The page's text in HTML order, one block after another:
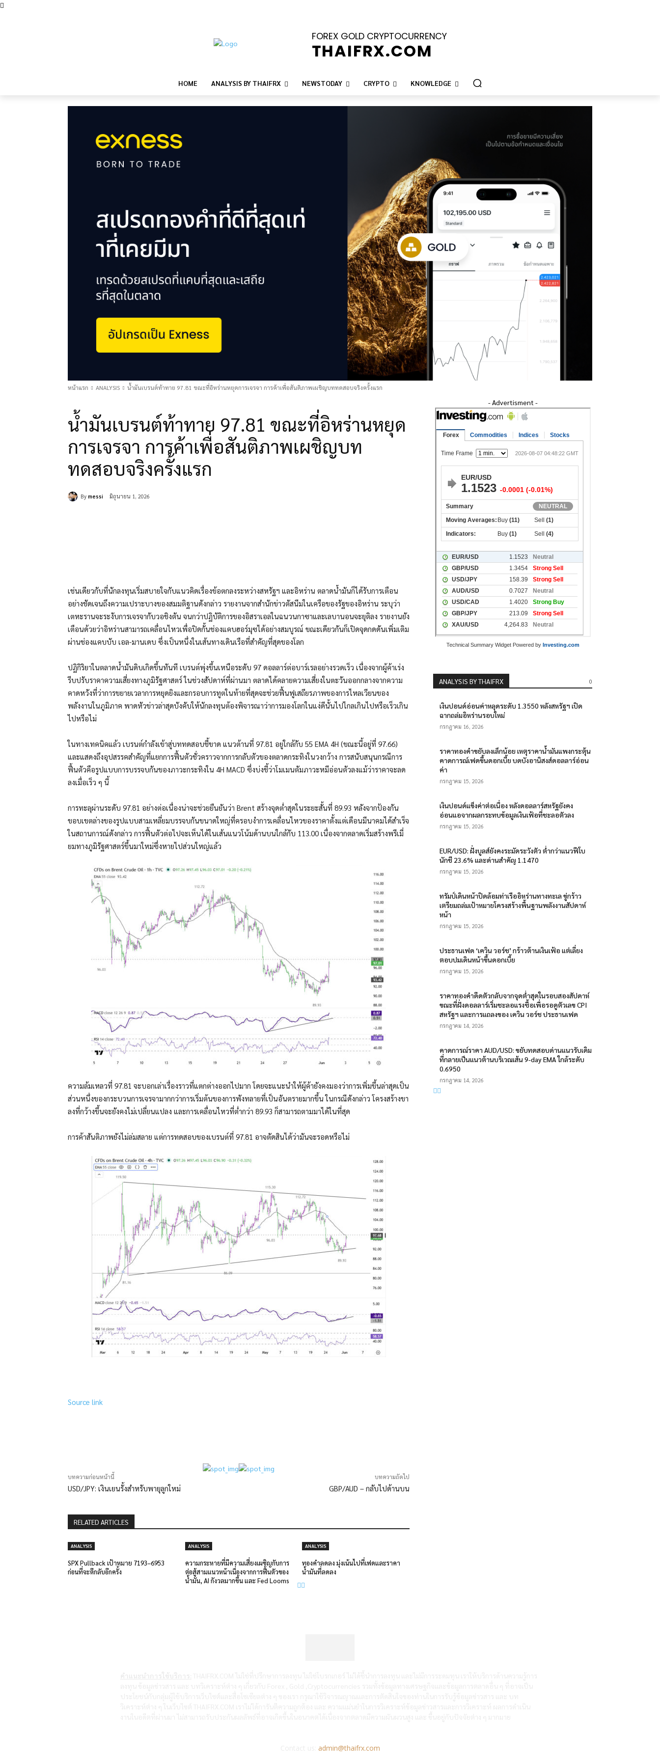
FOREX GOLD CRYPTOCURRENCY
THAIFRX.COM
HOME ANALYSIS BY THAIFRX NEWSTODAY CRYPTO KNOWLEDGE
หน้าแรก ANALYSIS น้ำมันเบรนต์ท้าทาย 97.81 ขณะที่อิหร่านหยุดการเจรจา การค้าเพื่อสันติภาพเผชิญบททดสอบจริงครั้งแรก
น้ำมันเบรนต์ท้าทาย 97.81 ขณะที่อิหร่านหยุด
การเจรจา การค้าเพื่อสันติภาพเผชิญบท
ทดสอบจริงครั้งแรก
By messi มิถุนายน 1, 2026
เช่นเดียวกับที่นักลงทุนเริ่มสบายใจกับแนวคิดเรื่องข้อตกลงระหว่างสหรัฐฯ และอิหร่าน ตลาดน้ำมันก็ได้รับการเตือน
อย่างชัดเจนถึงความเปราะบางของสมมติฐานดังกล่าว รายงานจากสำนักข่าวตัสนีมในเครือของรัฐของอิหร่าน ระบุว่า
เตหะรานจะระงับการเจรจากับวอชิงตัน จนกว่าปฏิบัติการของอิสราเอลในฉนวนกาซาและเลบานอนจะยุติลง รายงานยัง
เตือนด้วยว่าอิหร่านสามารถเคลื่อนไหวเพื่อปิดกั้นช่องแคบฮอร์มุซได้อย่างสมบูรณ์ ขณะเดียวกันก็เปิดจุดกดดันเพิ่มเติม
ผ่านช่องแคบบับ เอล-มานเดบ ซึ่งเป็นหนึ่งในเส้นทางเดินเรือที่สำคัญที่สุดของโลก
ปฏิกิริยาในตลาดน้ำมันดิบเกิดขึ้นทันที เบรนต์พุ่งขึ้นเหนือระดับ 97 ดอลลาร์ต่อบาร์เรลอย่างรวดเร็ว เนื่องจากผู้ค้าเร่ง
รีบปรับราคาความเสี่ยงทางภูมิรัฐศาสตร์ ในช่วงสัปดาห์ที่ผ่านมา ตลาดได้คลายความเสี่ยงในตะวันออกกลางจากความ
คาดหวังที่ว่าการขยายเวลาการหยุดยิงและกรอบการทูตในท้ายที่สุดจะช่วยฟื้นฟูเสถียรภาพของการไหลเวียนของ
พลังงานในภูมิภาค พาดหัวข่าวล่าสุดบังคับให้นักลงทุนต้องพิจารณาว่าการมองโลกในแง่ดีนั้นไปไกลเกินไปหรือเร็วเกิน
ไปหรือไม่
ในทางเทคนิคแล้ว เบรนต์กำลังเข้าสู่บททดสอบชี้ขาด แนวต้านที่ 97.81 อยู่ใกล้กับ 55 EMA 4H (ขณะนี้อยู่ที่ 97.66)
และแสดงถึงอุปสรรคสำคัญที่แยกการฟื้นตัวชั่วคราวจากการกลับตัวของตลาดกระทิงในวงกว้าง การสนับสนุนกรณีการ
ฟื้นตัวคือรูปแบบการบรรจบกันของภาวะกระทิงใน 4H MACD ซึ่งบ่งชี้ว่าโมเมนตัมภาวะหมีอ่อนตัวลงแม้ว่าราคาจะลด
ลงเมื่อเร็ว ๆ นี้
การทะลุผ่านระดับ 97.81 อย่างต่อเนื่องน่าจะช่วยยืนยันว่า Brent สร้างจุดต่ำสุดในระยะสั้นที่ 89.93 หลังจากป้องกัน
ขอบเขตล่างของรูปแบบสามเหลี่ยมบรรจบกันขนาดใหญ่ที่ครอบงำการเคลื่อนไหวของราคาตั้งแต่เดือนมีนาคมได้สำเร็จ
ในสถานการณ์ดังกล่าว การฟื้นตัวต่อไปจะเห็นได้ในเส้นแนวโน้มด้านบนใกล้กับ 113.00 เนื่องจากตลาดเริ่มสร้างพรีเมี่
ยมทางภูมิรัฐศาสตร์ขึ้นมาใหม่ซึ่งหายไปส่วนใหญ่แล้ว
ความล้มเหลวที่ 97.81 จะบอกเล่าเรื่องราวที่แตกต่างออกไปมาก โดยจะแนะนำให้ผู้ค้ายังคงมองว่าการเพิ่มขึ้นล่าสุดเป็น
ส่วนหนึ่งของกระบวนการเจรจามากกว่าการเริ่มต้นของการพังทลายที่เป็นอันตรายมากขึ้น ในกรณีดังกล่าว โครงสร้างขา
ลงที่กว้างขึ้นจะยังคงไม่เปลี่ยนแปลง และการเคลื่อนไหวที่ต่ำกว่า 89.93 ก็สามารถตามมาได้ในที่สุด
การค้าสันติภาพยังไม่ล่มสลาย แต่การทดสอบของเบรนต์ที่ 97.81 อาจตัดสินได้ว่ามันจะรอดหรือไม่
Source link
บทความก่อนหน้านี้
USD/JPY: เงินเยนรั้งสำหรับพายุลูกใหม่
บทความถัดไป
GBP/AUD – กลับไปด้านบน
RELATED ARTICLES
ANALYSIS
SPX Pullback เป้าหมาย 7193–6953
ก่อนที่จะตีกลับอีกครั้ง
ANALYSIS
ความกระหายที่มีความเสี่ยงเผชิญกับการ
ต่อสู้สามแนวหน้าเนื่องจากการฟื้นตัวของ
น้ำมัน, AI กังวลมากขึ้น และ Fed Looms
ANALYSIS
ทองคำลดลง มุ่งเน้นไปที่เฟดและราคา
น้ำมันที่ลดลง
- Advertisment -
Technical Summary Widget Powered by Investing.com
0
ANALYSIS BY THAIFRX
เงินปอนด์อ่อนค่าหลุดระดับ 1.3550 หลังสหรัฐฯ เปิด
ฉากถล่มอิหร่านรอบใหม่
กรกฎาคม 16, 2026
ราคาทองคำขยับลงเล็กน้อย เหตุราคาน้ำมันแพงกระตุ้น
คาดการณ์เฟดขึ้นดอกเบี้ย บดบังอานิสงส์ดอลลาร์อ่อน
ค่า
กรกฎาคม 15, 2026
เงินปอนด์แข็งค่าต่อเนื่อง หลังดอลลาร์สหรัฐยังคง
อ่อนแอจากผลกระทบข้อมูลเงินเฟ้อที่ชะลอตัวลง
กรกฎาคม 15, 2026
EUR/USD: ฝั่งบูลส์ยังคงระมัดระวังตัว ต่ำกว่าแนวฟีโบ
นักชี 23.6% และด่านสำคัญ 1.1470
กรกฎาคม 15, 2026
ทรัมป์เดินหน้าปิดล้อมท่าเรืออิหร่านทางทะเล ขู่กร้าว
เตรียมถล่มเป้าหมายโครงสร้างพื้นฐานพลังงานสัปดาห์
หน้า
กรกฎาคม 15, 2026
ประธานเฟด ‘เควิน วอร์ช’ กร้าวต้านเงินเฟ้อ แต่เลี่ยง
ตอบปมเดินหน้าขึ้นดอกเบี้ย
กรกฎาคม 15, 2026
ราคาทองคำดีดตัวกลับจากจุดต่ำสุดในรอบสองสัปดาห์
ขณะที่ฝั่งดอลลาร์เริ่มชะลอแรงซื้อเพื่อรอดูตัวเลข CPI
สหรัฐฯ และการแถลงของ เควิน วอร์ช ประธานเฟด
กรกฎาคม 14, 2026
คาดการณ์ราคา AUD/USD: ขยับทดสอบด่านแนวรับเดิม
ที่กลายเป็นแนวต้านบริเวณเส้น 9-day EMA ใกล้ระดับ
0.6950
กรกฎาคม 14, 2026
admin@thaifrx.com